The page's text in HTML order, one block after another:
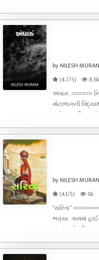
ગેરહાજરીમાં છ
by NILESH
(4.7/5)
8.6k
અંધારું. ======
મોટાભાગની
હતો. મારા
by NILESH
(4.1/5)
6k
“સરિતા”
ભણ્યા. ગામમાં
સંજય
અનુભવ લેવા